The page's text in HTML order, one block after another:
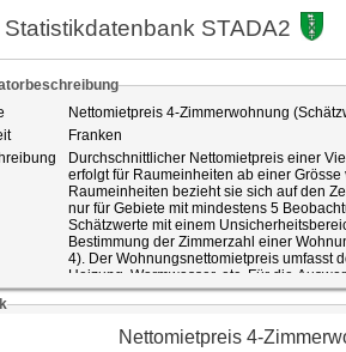
Statistikdatenbank STADA2
Nettomietpreis 4-Zimmerwohnung
Franken
Durchschnittlicher Nettomietpreis einer
erfolgt für Raumeinheiten ab einer
Raumeinheiten bezieht sie sich auf den
nur für Gebiete mit mindestens 5
Schätzwerte mit einem
Bestimmung der Zimmerzahl einer
4). Der Wohnungsnettomietpreis umfasst
Heizung, Warmwasser, etc. Für die
berücksichtigt.
Die Angaben zu den
durchgeführten Strukturerhebungen. Die
Personen der ständigen